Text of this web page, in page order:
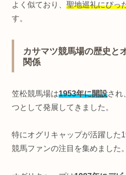
よく似ており、 聖地巡礼にぴっ
す。
カサマツ競馬場の歴史と
関係
笠松競馬場は1953年に開設され
つとして発展してきました。
特にオグリキャップが活躍した
競馬ファンの注目を集めました。